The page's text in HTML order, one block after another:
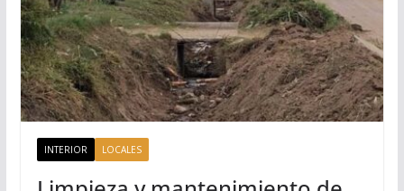
INTERIOR LOCALES